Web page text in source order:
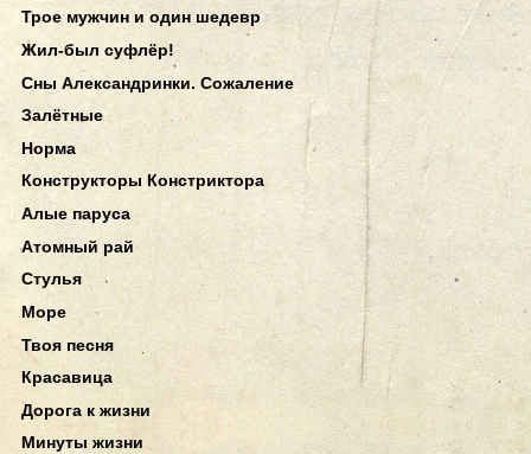
Трое мужчин и один шедевр
Жил-был суфлёр!
Сны Александринки. Сожаление
Залётные
Норма
Конструкторы Констриктора
Алые паруса
Атомный рай
Стулья
Море
Твоя песня
Красавица
Дорога к жизни
Минуты жизни